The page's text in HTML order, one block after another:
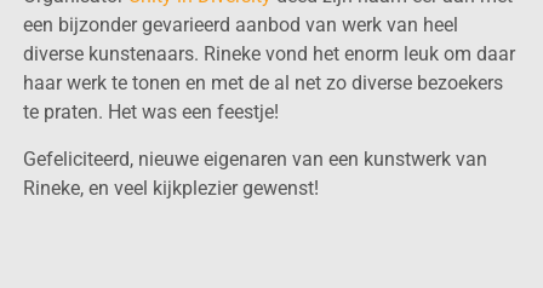
een bijzonder gevarieerd aanbod van werk van heel
diverse kunstenaars. Rineke vond het enorm leuk om daar
haar werk te tonen en met de al net zo diverse bezoekers
te praten. Het was een feestje!
Gefeliciteerd, nieuwe eigenaren van een kunstwerk van
Rineke, en veel kijkplezier gewenst!